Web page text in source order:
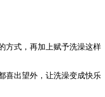
方式，再加上赋予洗澡这样
喜出望外，让洗澡变成快乐